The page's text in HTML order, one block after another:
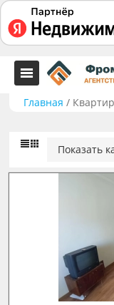
Главная /
Показать